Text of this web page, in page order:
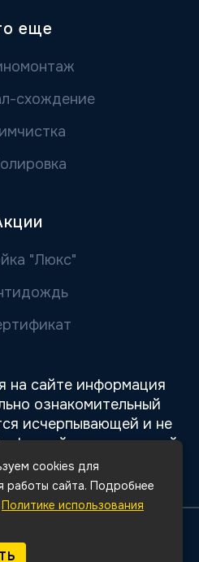
еще
схождение
"Люкс"
на сайте информация
ознакомительный
исчерпывающей и не
офертой, определяемой
437 Гражданского
РФ.
cookies для
работы сайта. Подробнее
Политике использования